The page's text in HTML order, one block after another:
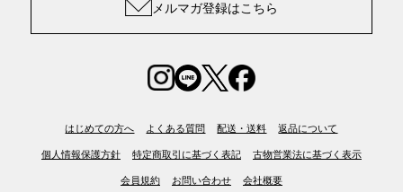
メルマガ登録はこちら
はじめての方へ よくある質問 配送・送料 返品について
個人情報保護方針 特定商取引に基づく表記 古物営業法に基づく表示
会員規約 お問い合わせ 会社概要